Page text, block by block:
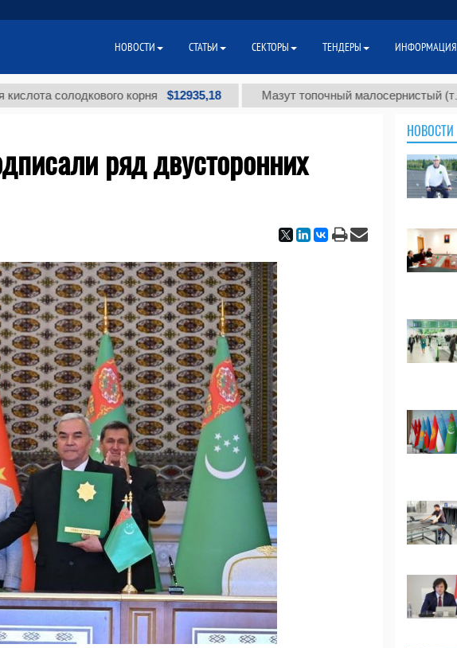
корня $12935,18 Мазут топочный малосернистый (т.) $300
ряд двусторонних
НОВОСТИ
НОВОСТИ СТАТЬИ СЕКТОРЫ ТЕНДЕРЫ ИНФОРМАЦИЯ